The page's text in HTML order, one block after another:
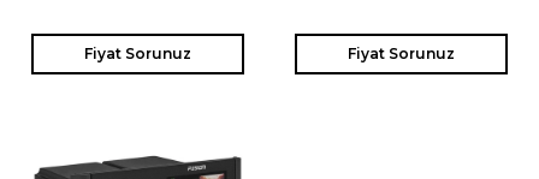
Fiyat Sorunuz Fiyat Sorunuz